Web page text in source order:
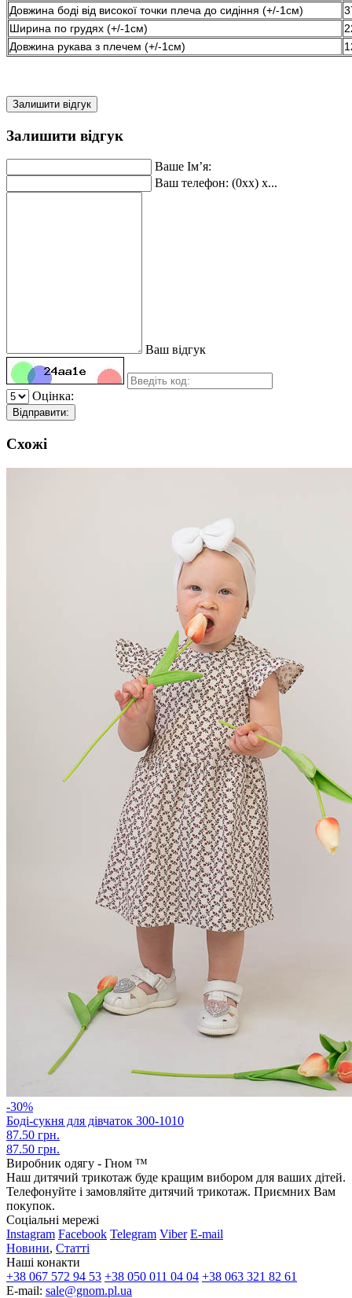
Довжина боді від високої точки плеча до сидіння (+/-1см)
Ширина по грудях (+/-1см)
Довжина рукава з плечем (+/-1см)
Залишити відгук
Залишити відгук
Ваше Ім’я:
Ваш телефон: (0xx) x...
Ваш відгук
Оцінка:
Відправити:
Схожі
-30%
Боді-сукня для дівчаток 300-1010
87.50 грн.
87.50 грн.
Виробник одягу - Гном ™
Наш дитячий трикотаж буде кращим вибором для ваших дітей.
Телефонуйте і замовляйте дитячий трикотаж. Приємних Вам
покупок.
Соціальні мережі
Instagram Facebook Telegram Viber E-mail
Новини, Статті
Наші конакти
+38 067 572 94 53 +38 050 011 04 04 +38 063 321 82 61
E-mail: sale@gnom.pl.ua